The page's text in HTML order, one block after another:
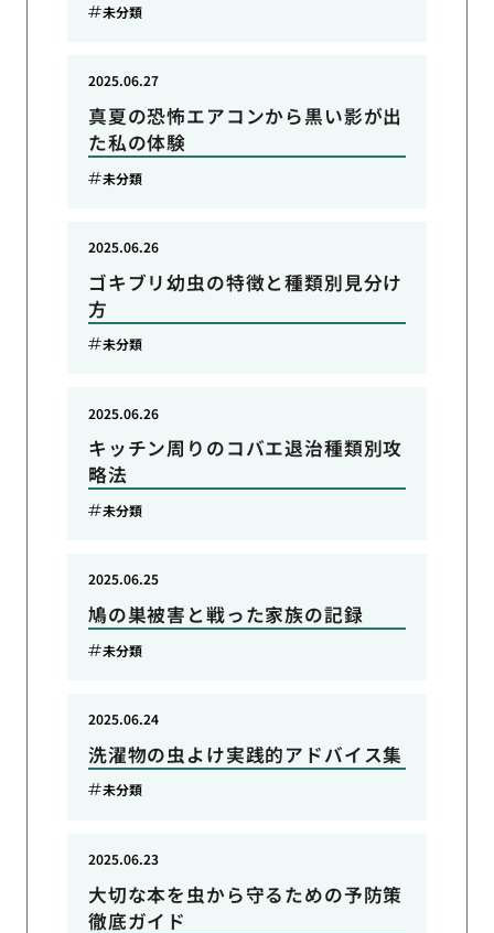
未分類
真夏の恐怖エアコンから黒い影が出
た私の体験
2025.06.27
未分類
ゴキブリ幼虫の特徴と種類別見分け
方
2025.06.26
未分類
キッチン周りのコバエ退治種類別攻
略法
2025.06.26
未分類
鳩の巣被害と戦った家族の記録
2025.06.25
未分類
洗濯物の虫よけ実践的アドバイス集
2025.06.24
未分類
大切な本を虫から守るための予防策
徹底ガイド
2025.06.23